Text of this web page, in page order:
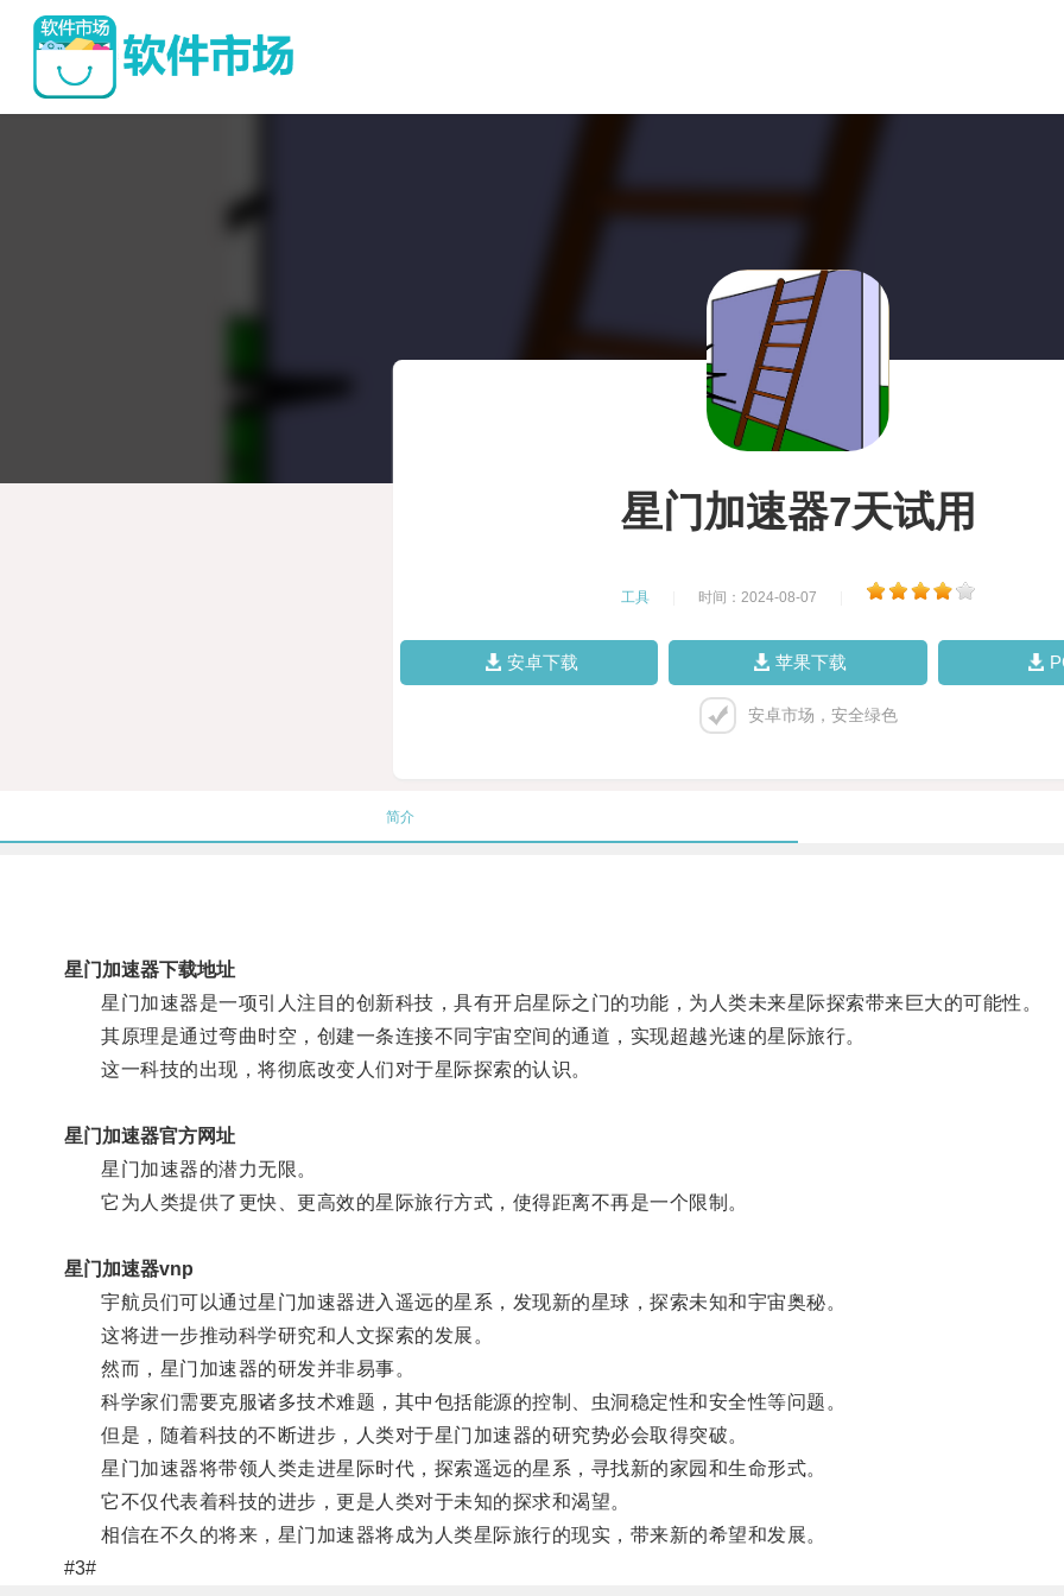
星门加速器7天试用
工具 时间：2024-08-07
安卓下载 苹果下载
安卓市场，安全绿色
简介
星门加速器下载地址
星门加速器是一项引人注目的创新科技，具有开启星际之门的功能，为人类未来星际探索带来巨大的可能性。
其原理是通过弯曲时空，创建一条连接不同宇宙空间的通道，实现超越光速的星际旅行。
这一科技的出现，将彻底改变人们对于星际探索的认识。
星门加速器官方网址
星门加速器的潜力无限。
它为人类提供了更快、更高效的星际旅行方式，使得距离不再是一个限制。
星门加速器vnp
宇航员们可以通过星门加速器进入遥远的星系，发现新的星球，探索未知和宇宙奥秘。
这将进一步推动科学研究和人文探索的发展。
然而，星门加速器的研发并非易事。
科学家们需要克服诸多技术难题，其中包括能源的控制、虫洞稳定性和安全性等问题。
但是，随着科技的不断进步，人类对于星门加速器的研究势必会取得突破。
星门加速器将带领人类走进星际时代，探索遥远的星系，寻找新的家园和生命形式。
它不仅代表着科技的进步，更是人类对于未知的探求和渴望。
相信在不久的将来，星门加速器将成为人类星际旅行的现实，带来新的希望和发展。
#3#